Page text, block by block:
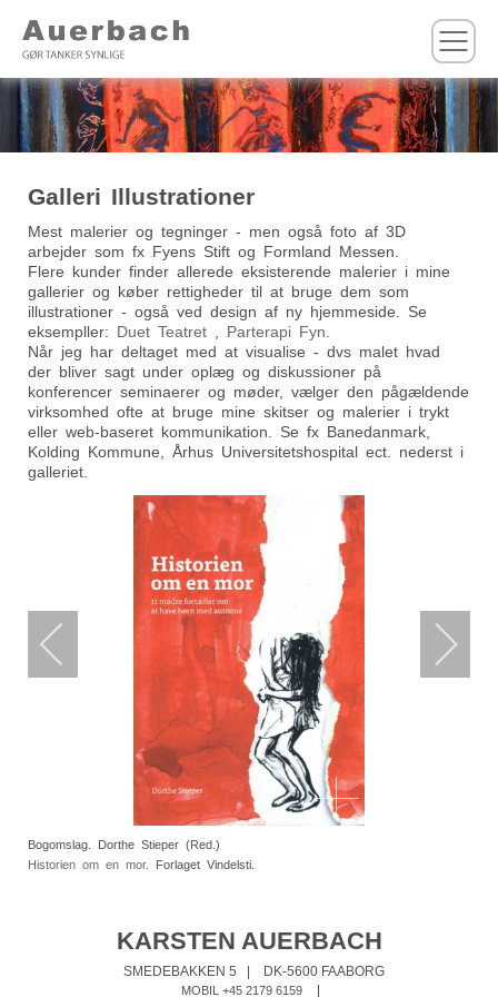
Galleri Illustrationer
Mest malerier og tegninger - men også foto af 3D
arbejder som fx Fyens Stift og Formland Messen.
Flere kunder finder allerede eksisterende malerier i mine
gallerier og køber rettigheder til at bruge dem som
illustrationer - også ved design af ny hjemmeside. Se
eksempller: Duet Teatret Parterapi Fyn
Når jeg har deltaget med at visualise - dvs malet hvad
der bliver sagt under oplæg og diskussioner på
konferencer seminaerer og møder, vælger den pågældende
virksomhed ofte at bruge mine skitser og malerier i trykt
eller web-baseret kommunikation. Se fx Banedanmark,
Kolding Kommune, Århus Universitetshospital ect. nederst i
galleriet.
Bogomslag. Dorthe Stieper (Red.)
Historien om en mor. Forlaget Vindelsti.
KARSTEN AUERBACH
SMEDEBAKKEN 5 | DK-5600 FAABORG
MOBIL +45 2179 6159 |